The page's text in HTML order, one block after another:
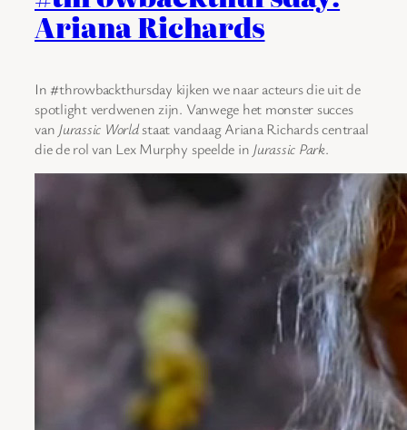
Ariana Richards
In #throwbackthursday kijken we naar acteurs die uit de
spotlight verdwenen zijn. Vanwege het monster succes
van Jurassic Worldstaat vandaag Ariana Richards centraal
die de rol van Lex Murphy speelde in Jurassic Park.